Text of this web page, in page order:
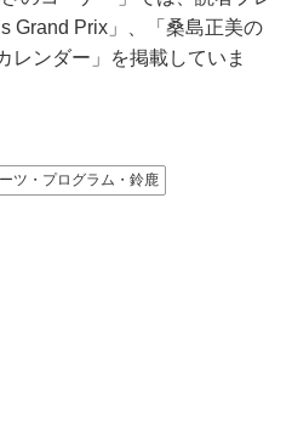
Grand Prix」、「桑島正美の
レンダー」を掲載していま
ツ・プログラム・鈴鹿